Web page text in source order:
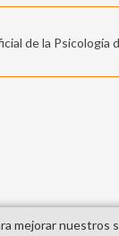
de la Psicología
mejorar nuestros